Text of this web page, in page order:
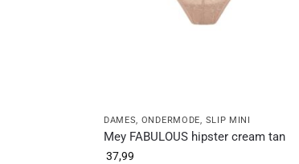
DAMES, ONDERMODE, SLIP MINI
Mey FABULOUS hipster cream tan
37,99